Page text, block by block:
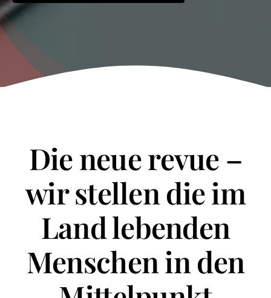
Die neue revue –
wir stellen die im
Land lebenden
Menschen in den